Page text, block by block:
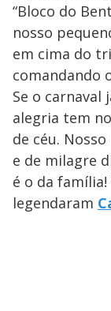
“Bloco do
nosso
em cima do
comandando
Se o carnaval
alegria tem
de céu.
e de milagre
é o da família!
legendaram